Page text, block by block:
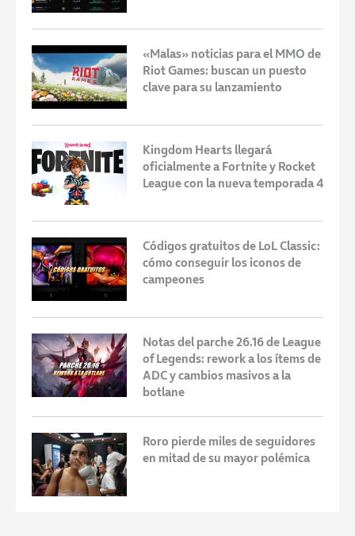
«Malas» noticias para el MMO de
Riot Games: buscan un puesto
clave para su lanzamiento
Kingdom Hearts llegará
oficialmente a Fortnite y Rocket
League con la nueva temporada 4
Códigos gratuitos de LoL Classic:
cómo conseguir los iconos de
campeones
Notas del parche 26.16 de League
of Legends: rework a los ítems de
ADC y cambios masivos a la
botlane
Roro pierde miles de seguidores
en mitad de su mayor polémica